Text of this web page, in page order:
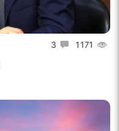
3 1171